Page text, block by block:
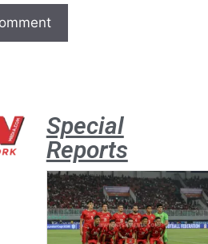
Special
Reports